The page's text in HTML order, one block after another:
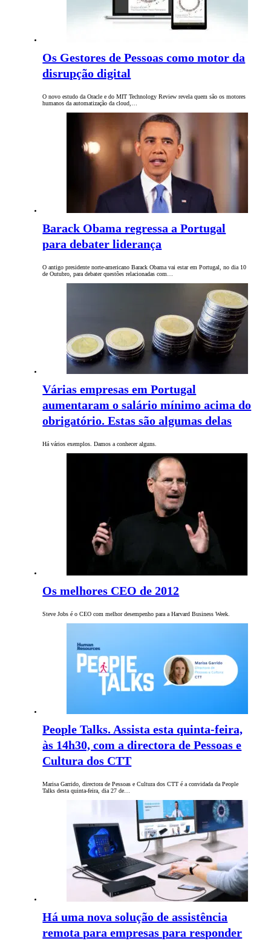
Os Gestores de Pessoas como motor da
disrupção digital
O novo estudo da Oracle e do MIT Technology Review revela quem são os motores
humanos da automatização da cloud,…
Barack Obama regressa a Portugal
para debater liderança
O antigo presidente norte-americano Barack Obama vai estar em Portugal, no dia 10
de Outubro, para debater questões relacionadas com…
Várias empresas em Portugal
aumentaram o salário mínimo acima do
obrigatório. Estas são algumas delas
Há vários exemplos. Damos a conhecer alguns.
Os melhores CEO de 2012
Steve Jobs é o CEO com melhor desempenho para a Harvard Business Week.
People Talks. Assista esta quinta-feira,
às 14h30, com a directora de Pessoas e
Cultura dos CTT
Marisa Garrido, directora de Pessoas e Cultura dos CTT é a convidada da People
Talks desta quinta-feira, dia 27 de…
Há uma nova solução de assistência
remota para empresas para responder